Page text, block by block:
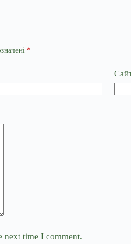
*
next time I comment.